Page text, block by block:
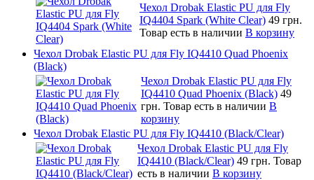
Чехол Drobak Elastic PU для Fly
IQ4404 Spark (White Clear) 49 грн.
Товар есть в наличии В корзину
Чехол Drobak Elastic PU для Fly IQ4410 Quad Phoenix
(Black)
Чехол Drobak Elastic PU для Fly
IQ4410 Quad Phoenix (Black) 49
грн. Товар есть в наличии В
корзину
Чехол Drobak Elastic PU для Fly IQ4410 (Black/Clear)
Чехол Drobak Elastic PU для Fly
IQ4410 (Black/Clear) 49 грн. Товар
есть в наличии В корзину